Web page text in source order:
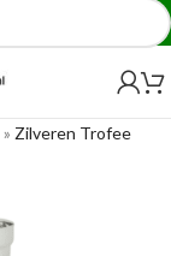
» Zilveren Trofee